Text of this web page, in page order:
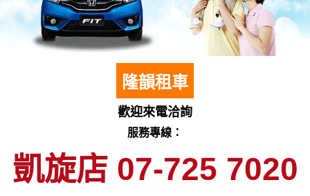
隆韻租車
歡迎來電洽詢
服務專線：
凱旋店 07-725 7020